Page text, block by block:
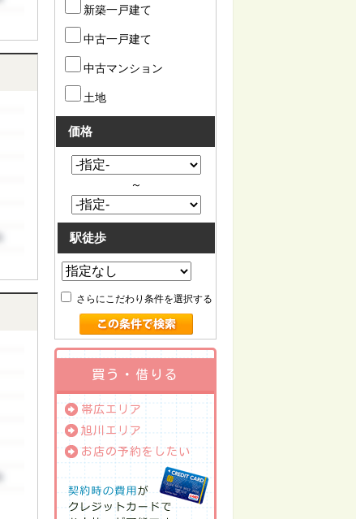
新築一戸建て
中古一戸建て
中古マンション
土地
価格
～
駅徒歩
さらにこだわり条件を選択する
買う・借りる
帯広エリア
旭川エリア
お店の予約をしたい